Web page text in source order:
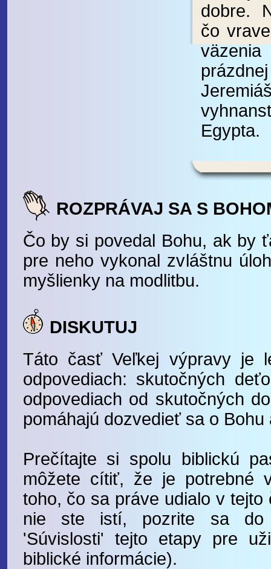
dobre.
čo
Egypta.
ROZPRÁVAJ SA S
Čo by si povedal Bohu, ak by
pre neho vykonal zvláštnu
myšlienky na modlitbu.
DISKUTUJ
Táto časť Veľkej výpravy je
odpovediach: skutočných
odpovediach od skutočných
pomáhajú dozvedieť sa o Bohu
Prečítajte si spolu biblickú
môžete cítiť, že je potrebné
toho, čo sa práve udialo v tejto
nie ste istí, pozrite sa
'Súvislosti' tejto etapy pre
biblické informácie).